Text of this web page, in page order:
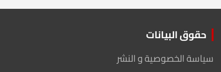
حقوق البيانات
سياسة الخصوصية و النشر